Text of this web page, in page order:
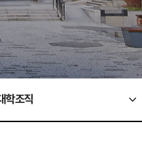
학조직